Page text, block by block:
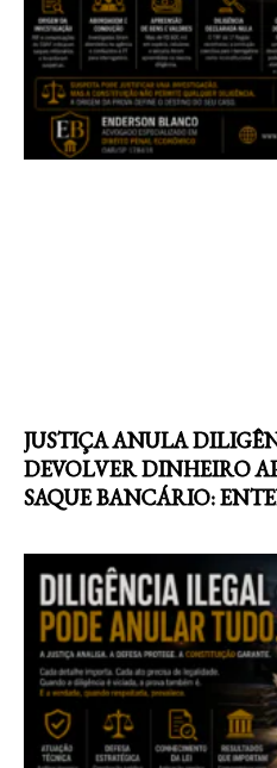
JUSTIÇA ANULA
DEVOLVER DINHEIRO
SAQUE BANCÁRIO: